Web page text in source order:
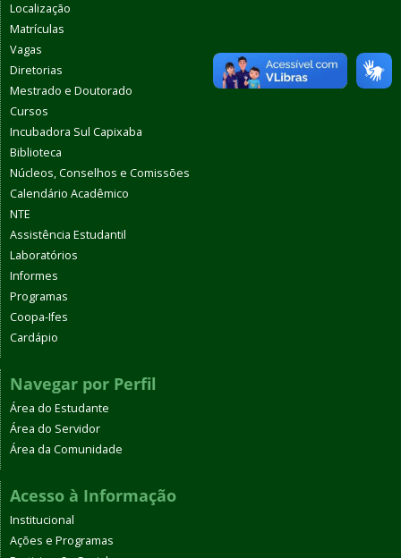
Localização
Matrículas
Vagas
Diretorias
Mestrado e Doutorado
Cursos
Incubadora Sul Capixaba
Biblioteca
Núcleos, Conselhos e Comissões
Calendário Acadêmico
NTE
Assistência Estudantil
Laboratórios
Informes
Programas
Coopa-Ifes
Cardápio
Navegar por Perfil
Área do Estudante
Área do Servidor
Área da Comunidade
Acesso à Informação
Institucional
Ações e Programas